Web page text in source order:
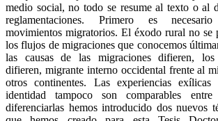
medio social, no todo se resume al texto o al
reglamentaciones. Primero es
movimientos migratorios. El éxodo rural no se
los flujos de migraciones que conocemos
las causas de las migraciones difieren, los
difieren, migrante interno occidental frente al
otros continentes. Las experiencias
identidad tampoco son comparables
diferenciarlas hemos introducido dos nuevos